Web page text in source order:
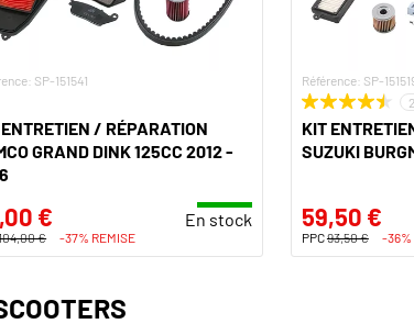
SP-151541
/ RÉPARATION
GRAND DINK 125CC 2012 -
€ En stock
€ -37% REMISE
Référence: SP-
2
KIT
SUZUKI
59,50 €
PPC93,50 € -36%